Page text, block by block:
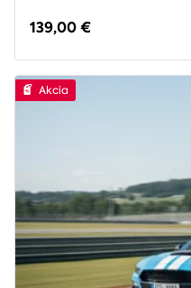
139,00 €
Akcia